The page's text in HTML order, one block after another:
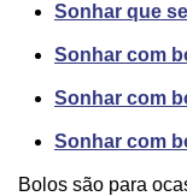
Sonhar que
Sonhar com
Sonhar com
Sonhar com
Bolos são para